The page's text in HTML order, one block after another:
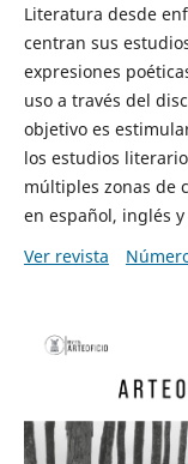
Literatura desde
centran sus
expresiones
uso a través del
objetivo es
los estudios
múltiples zonas de
en español, inglés
Ver revista